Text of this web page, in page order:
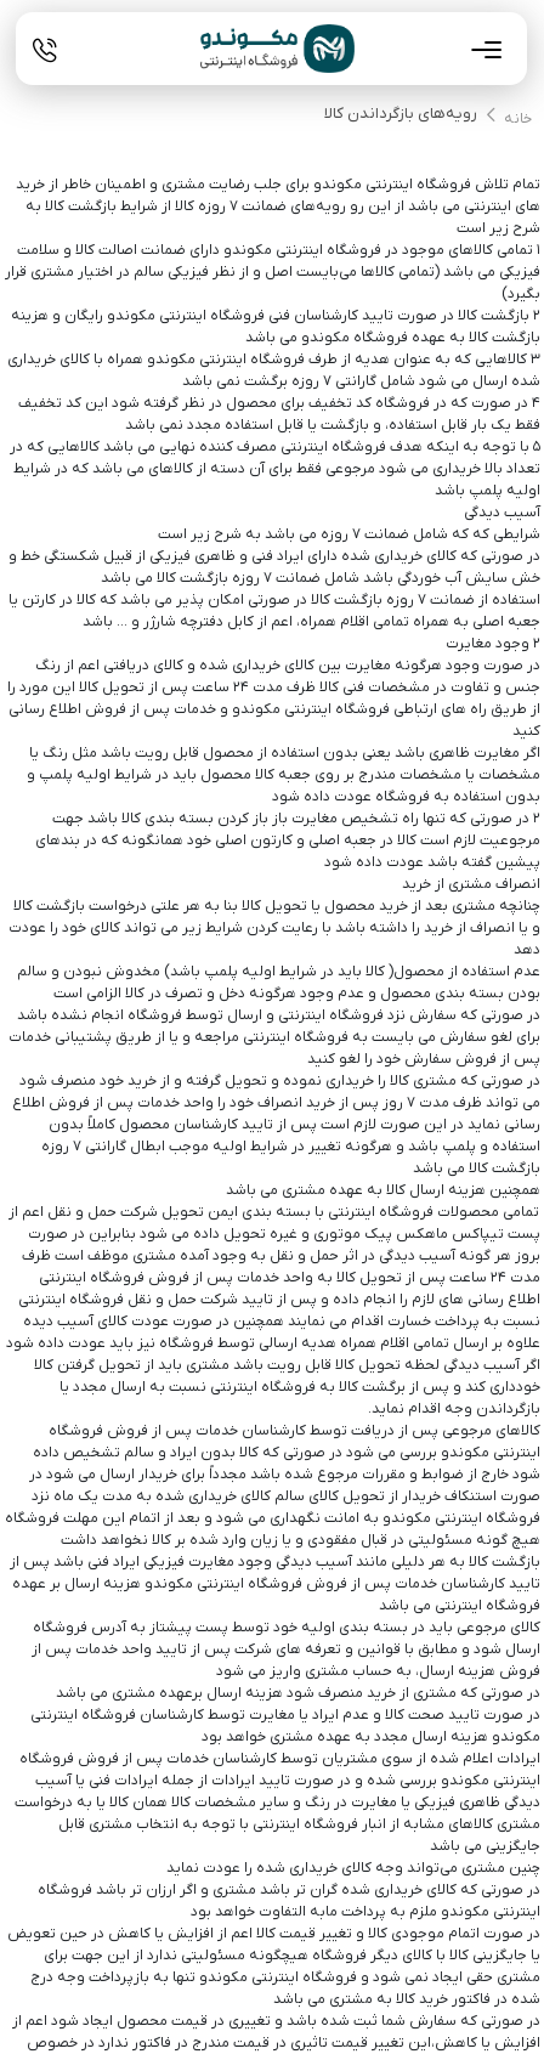
خانه رویه‌های بازگرداندن کالا
تمام تلاش فروشگاه اینترنتی مکوندو برای جلب رضایت مشتری و اطمینان خاطر از خرید
های اینترنتی می باشد از این رو رویه‌های ضمانت ۷ روزه کالا از شرایط بازگشت کالا به
شرح زیر است
۱ تمامی کالاهای موجود در فروشگاه اینترنتی مکوندو دارای ضمانت اصالت کالا و سلامت
فیزیکی می باشد (تمامی کالاها می‌بایست اصل و از نظر فیزیکی سالم در اختیار مشتری قرار
بگیرد)
۲ بازگشت کالا در صورت تایید کارشناسان فنی فروشگاه اینترنتی مکوندو رایگان و هزینه
بازگشت کالا به عهده فروشگاه مکوندو می باشد
۳ کالاهایی که به عنوان هدیه از طرف فروشگاه اینترنتی مکوندو همراه با کالای خریداری
شده ارسال می شود شامل گارانتی ۷ روزه برگشت نمی باشد
۴ در صورت که در فروشگاه کد تخفیف برای محصول در نظر گرفته شود این کد تخفیف
فقط یک بار قابل استفاده، و بازگشت یا قابل استفاده مجدد نمی باشد
۵ با توجه به اینکه هدف فروشگاه اینترنتی مصرف کننده نهایی می باشد کالاهایی که در
تعداد بالا خریداری می شود مرجوعی فقط برای آن دسته از کالاهای می باشد که در شرایط
اولیه پلمپ باشد
آسیب دیدگی
شرایطی که که شامل ضمانت ۷ روزه می باشد به شرح زیر است
در صورتی که کالای خریداری شده دارای ایراد فنی و ظاهری فیزیکی از قبیل شکستگی خط و
خش سایش آب خوردگی باشد شامل ضمانت ۷ روزه بازگشت کالا می باشد
استفاده از ضمانت ۷ روزه بازگشت کالا در صورتی امکان پذیر می باشد که کالا در کارتن یا
جعبه اصلی به همراه تمامی اقلام همراه، اعم از کابل دفترچه شارژر و … باشد
۲ وجود مغایرت
در صورت وجود هرگونه مغایرت بین کالای خریداری شده و کالای دریافتی اعم از رنگ
جنس و تفاوت در مشخصات فنی کالا ظرف مدت ۲۴ ساعت پس از تحویل کالا این مورد را
از طریق راه های ارتباطی فروشگاه اینترنتی مکوندو و خدمات پس از فروش اطلاع رسانی
کنید
اگر مغایرت ظاهری باشد یعنی بدون استفاده از محصول قابل رویت باشد مثل رنگ یا
مشخصات یا مشخصات مندرج بر روی جعبه کالا محصول باید در شرایط اولیه پلمپ و
بدون استفاده به فروشگاه عودت داده شود
۲ در صورتی که تنها راه تشخیص مغایرت باز باز کردن بسته بندی کالا باشد جهت
مرجوعیت لازم است کالا در جعبه اصلی و کارتون اصلی خود همانگونه که در بندهای
پیشین گفته باشد عودت داده شود
انصراف مشتری از خرید
چنانچه مشتری بعد از خرید محصول یا تحویل کالا بنا به هر علتی درخواست بازگشت کالا
و یا انصراف از خرید را داشته باشد با رعایت کردن شرایط زیر می تواند کالای خود را عودت
دهد
عدم استفاده از محصول( کالا باید در شرایط اولیه پلمپ باشد) مخدوش نبودن و سالم
بودن بسته بندی محصول و عدم وجود هرگونه دخل و تصرف در کالا الزامی است
در صورتی که سفارش نزد فروشگاه اینترنتی و ارسال توسط فروشگاه انجام نشده باشد
برای لغو سفارش می بایست به فروشگاه اینترنتی مراجعه و یا از طریق پشتیبانی خدمات
پس از فروش سفارش خود را لغو کنید
در صورتی که مشتری کالا را خریداری نموده و تحویل گرفته و از خرید خود منصرف شود
می تواند ظرف مدت ۷ روز پس از خرید انصراف خود را واحد خدمات پس از فروش اطلاع
رسانی نماید در این صورت لازم است پس از تایید کارشناسان محصول کاملاً بدون
استفاده و پلمپ باشد و هرگونه تغییر در شرایط اولیه موجب ابطال گارانتی ۷ روزه
بازگشت کالا می باشد
همچنین هزینه ارسال کالا به عهده مشتری می باشد
تمامی محصولات فروشگاه اینترنتی با بسته بندی ایمن تحویل شرکت حمل و نقل اعم از
پست تیپاکس ماهکس پیک موتوری و غیره تحویل داده می شود بنابراین در صورت
بروز هر گونه آسیب دیدگی در اثر حمل و نقل به وجود آمده مشتری موظف است ظرف
مدت ۲۴ ساعت پس از تحویل کالا به واحد خدمات پس از فروش فروشگاه اینترنتی
اطلاع رسانی های لازم را انجام داده و پس از تایید شرکت حمل و نقل فروشگاه اینترنتی
نسبت به پرداخت خسارت اقدام می نمایند همچنین در صورت عودت کالای آسیب دیده
علاوه بر ارسال تمامی اقلام همراه هدیه ارسالی توسط فروشگاه نیز باید عودت داده شود
اگر آسیب دیدگی لحظه تحویل کالا قابل رویت باشد مشتری باید از تحویل گرفتن کالا
خودداری کند و پس از برگشت کالا به فروشگاه اینترنتی نسبت به ارسال مجدد یا
بازگرداندن وجه اقدام نماید.
کالاهای مرجوعی پس از دریافت توسط کارشناسان خدمات پس از فروش فروشگاه
اینترنتی مکوندو بررسی می شود در صورتی که کالا بدون ایراد و سالم تشخیص داده
شود خارج از ضوابط و مقررات مرجوع شده باشد مجدداً برای خریدار ارسال می شود در
صورت استنکاف خریدار از تحویل کالای سالم کالای خریداری شده به مدت یک ماه نزد
فروشگاه اینترنتی مکوندو به امانت نگهداری می شود و بعد از اتمام این مهلت فروشگاه
هیچ گونه مسئولیتی در قبال مفقودی و یا زیان وارد شده بر کالا نخواهد داشت
بازگشت کالا به هر دلیلی مانند آسیب دیدگی وجود مغایرت فیزیکی ایراد فنی باشد پس از
تایید کارشناسان خدمات پس از فروش فروشگاه اینترنتی مکوندو هزینه ارسال بر عهده
فروشگاه اینترنتی می باشد
کالای مرجوعی باید در بسته بندی اولیه خود توسط پست پیشتاز به آدرس فروشگاه
ارسال شود و مطابق با قوانین و تعرفه های شرکت پس از تایید واحد خدمات پس از
فروش هزینه ارسال، به حساب مشتری واریز می شود
در صورتی که مشتری از خرید منصرف شود هزینه ارسال برعهده مشتری می باشد
در صورت تایید صحت کالا و عدم ایراد یا مغایرت توسط کارشناسان فروشگاه اینترنتی
مکوندو هزینه ارسال مجدد به عهده مشتری خواهد بود
ایرادات اعلام شده از سوی مشتریان توسط کارشناسان خدمات پس از فروش فروشگاه
اینترنتی مکوندو بررسی شده و در صورت تایید ایرادات از جمله ایرادات فنی یا آسیب
دیدگی ظاهری فیزیکی یا مغایرت در رنگ و سایر مشخصات کالا همان کالا یا به درخواست
مشتری کالاهای مشابه از انبار فروشگاه اینترنتی با توجه به انتخاب مشتری قابل
جایگزینی می باشد
چنین مشتری می‌تواند وجه کالای خریداری شده را عودت نماید
در صورتی که کالای خریداری شده گران تر باشد مشتری و اگر ارزان تر باشد فروشگاه
اینترنتی مکوندو ملزم به پرداخت مابه التفاوت خواهد بود
در صورت اتمام موجودی کالا و تغییر قیمت کالا اعم از افزایش یا کاهش در حین تعویض
یا جایگزینی کالا با کالای دیگر فروشگاه هیچگونه مسئولیتی ندارد از این جهت برای
مشتری حقی ایجاد نمی شود و فروشگاه اینترنتی مکوندو تنها به بازپرداخت وجه درج
شده در فاکتور خرید کالا به مشتری می باشد
در صورتی که سفارش شما ثبت شده باشد و تغییری در قیمت محصول ایجاد شود اعم از
افزایش یا کاهش،این تغییر قیمت تاثیری در قیمت مندرج در فاکتور ندارد در خصوص